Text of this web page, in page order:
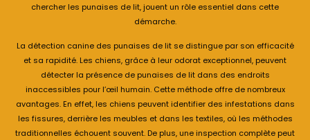
chercher les punaises de lit, jouent un rôle essentiel dans cette
démarche.
La détection canine des punaises de lit se distingue par son efficacité
et sa rapidité. Les chiens, grâce à leur odorat exceptionnel, peuvent
détecter la présence de punaises de lit dans des endroits
inaccessibles pour l’œil humain. Cette méthode offre de nombreux
avantages. En effet, les chiens peuvent identifier des infestations dans
les fissures, derrière les meubles et dans les textiles, où les méthodes
traditionnelles échouent souvent. De plus, une inspection complète peut